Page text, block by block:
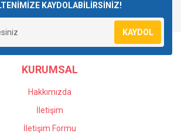
Yorum Yaz
bozuk veya görüntülenemiyor.
eksik bilgiler bulunuyor.
hatalar bulunuyor.
sitelerden daha pahalı.
KAYDOLABİLİRSİNİZ!
KAYDOL
KURUMSAL
Hakkımızda
İletişim
İletişim Formu